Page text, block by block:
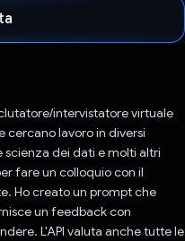
intervistatore virtuale
cercano lavoro in diversi
scienza dei dati e molti altri
fare un colloquio con il
Ho creato un prompt che
un feedback con
L'API valuta anche tutte le